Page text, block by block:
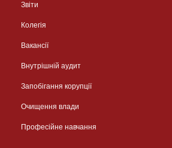
Звіти
Колегія
Вакансії
Внутрішній аудит
Запобігання корупції
Очищення влади
Професійне навчання